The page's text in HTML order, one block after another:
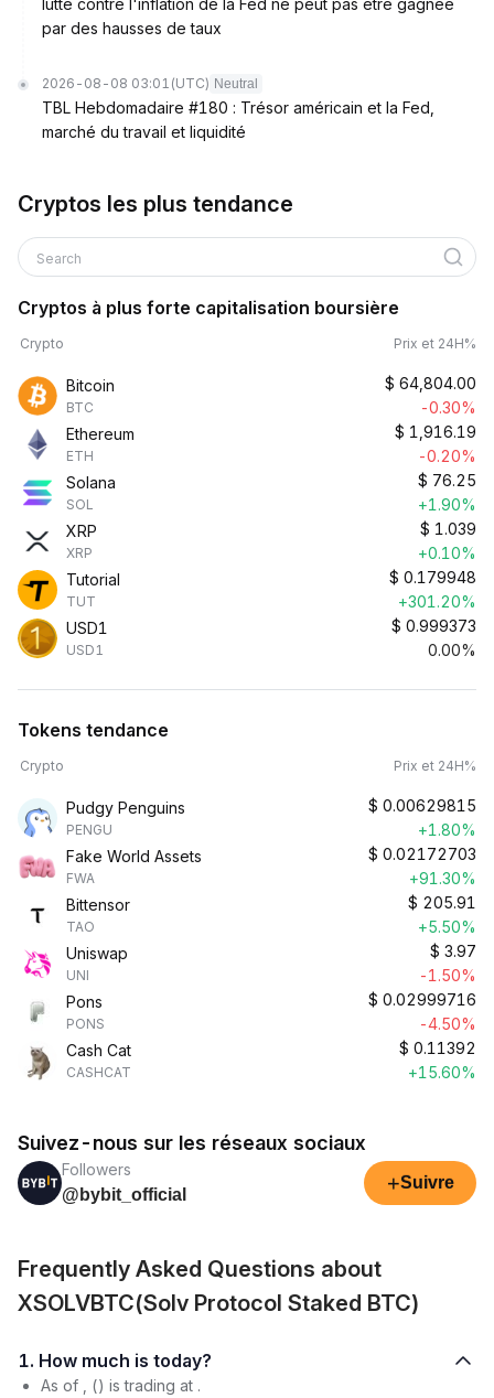
lutte contre l'inflation de la Fed ne peut pas être gagnée
par des hausses de taux
2026-08-08 03:01 (UTC) Neutral
TBL Hebdomadaire #180 : Trésor américain et la Fed,
marché du travail et liquidité
Cryptos les plus tendance
Search
Cryptos à plus forte capitalisation boursière
Crypto Prix et 24H%
Bitcoin
BTC
$ 64,804.00
-0.30%
Ethereum
ETH
$ 1,916.19
-0.20%
Solana
SOL
$ 76.25
+1.90%
XRP
XRP
$ 1.039
+0.10%
Tutorial
TUT
$ 0.179948
+301.20%
USD1
USD1
$ 0.999373
0.00%
Tokens tendance
Crypto Prix et 24H%
Pudgy Penguins
PENGU
$ 0.00629815
+1.80%
Fake World Assets
FWA
$ 0.02172703
+91.30%
Bittensor
TAO
$ 205.91
+5.50%
Uniswap
UNI
$ 3.97
-1.50%
Pons
PONS
$ 0.02999716
-4.50%
Cash Cat
CASHCAT
$ 0.11392
+15.60%
Suivez-nous sur les réseaux sociaux
Followers
@bybit_official
+Suivre
Frequently Asked Questions about
XSOLVBTC(Solv Protocol Staked BTC)
1. How much is today?
As of , () is trading at .